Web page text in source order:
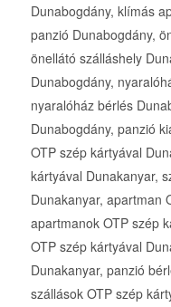
Dunabogdány, klímás
panzió Dunabogdány,
önellátó szálláshely
Dunabogdány,
nyaralóház bérlés
Dunabogdány, panzió
OTP szép kártyával
kártyával Dunakanyar,
Dunakanyar, apartman
apartmanok OTP szép
OTP szép kártyával
Dunakanyar, panzió
szállások OTP szép